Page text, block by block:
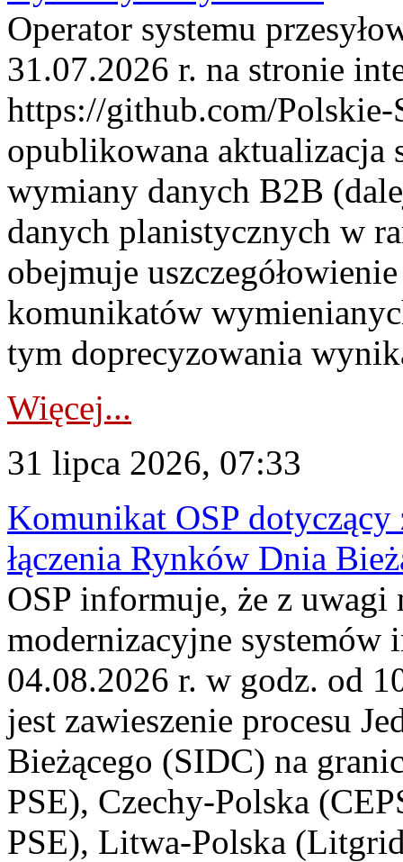
Operator systemu
31.07.2026 r. na stronie
https://github.com/Polskie-
opublikowana aktualizacja
wymiany danych B2B
danych planistycznych w
obejmuje
komunikatów
tym doprecyzowania
Więcej...
31 lipca 2026, 07:33
Komunikat OSP dotyczący
łączenia Rynków Dnia
OSP informuje, że z uwagi
modernizacyjne
04.08.2026 r. w godz. od
jest zawieszenie procesu
Bieżącego (SIDC) na
PSE), Czechy-Polska
PSE), Litwa-Polska